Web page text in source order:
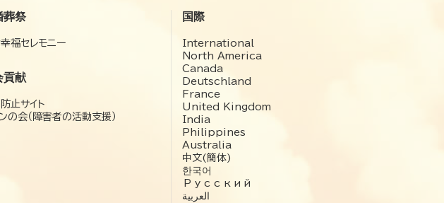
葬祭
福セレモニー
貢献
止サイト
の会（障害者の活動支援）
国際
International
North America
Canada
Deutschland
France
United Kingdom
India
Philippines
Australia
中文(簡体)
한국어
Русский
العربية‏